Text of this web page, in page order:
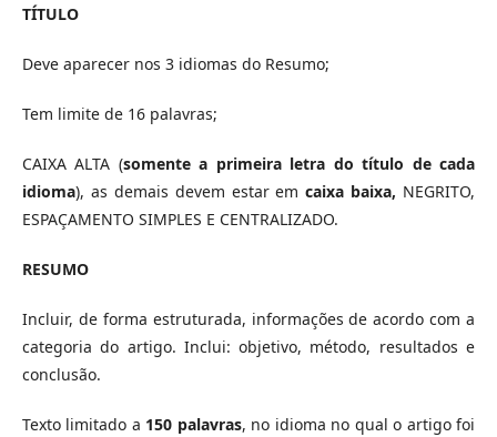
TÍTULO
Deve aparecer nos 3 idiomas do Resumo;
Tem limite de 16 palavras;
CAIXA ALTA (somente a primeira letra do título de cada
idioma), as demais devem estar emcaixa baixa, NEGRITO,
ESPAÇAMENTO SIMPLES E CENTRALIZADO.
RESUMO
Incluir, de forma estruturada, informações de acordo com a
categoria do artigo. Inclui: objetivo, método, resultados e
conclusão.
Texto limitado a 150 palavras, no idioma no qual o artigo foi